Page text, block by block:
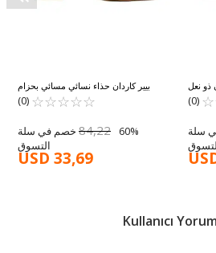
ذو نعل
☆
★
(0)
في سلة
بيير كاردان حذاء نسائي مسائي بحزام
للكاحل من حجر الورد PC-54670 Z
☆
☆
☆
☆
☆ ★
★
★
★
★
(0)
84,22 60% خصم في سلة
التسوق
USD 33,69
Kullanıcı